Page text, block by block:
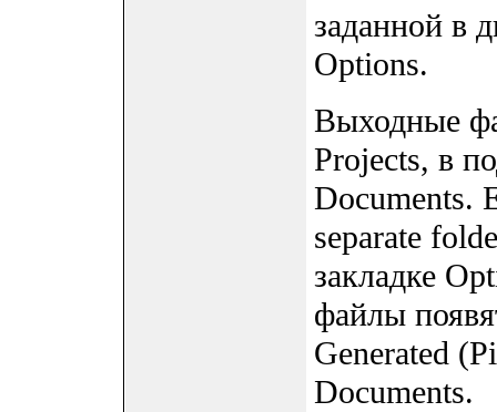
заданной в
Options.
Выходные
Projects, в
Documents.
separate
закладке
файлы
Generated
Documents.